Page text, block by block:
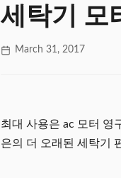
세탁기 모
March 31, 2017
최대 사용은 ac 모터 영
은의 더 오래된 세탁기